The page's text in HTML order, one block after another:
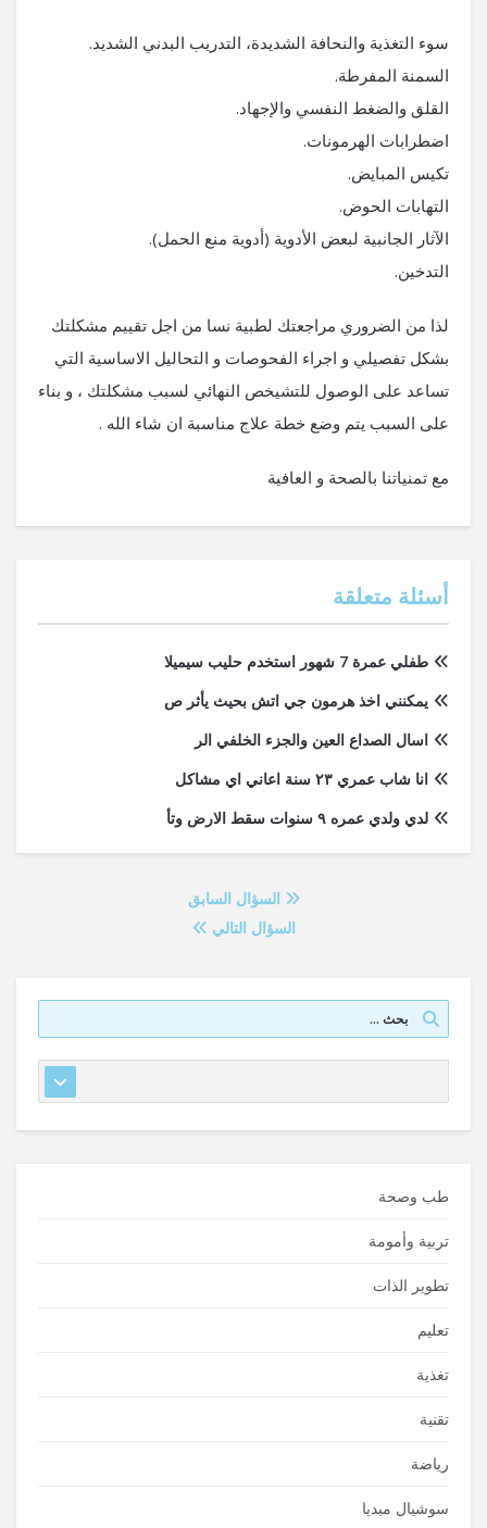
سوء التغذية والنحافة الشديدة، التدريب البدني الشديد.
السمنة المفرطة.
القلق والضغط النفسي والإجهاد.
اضطرابات الهرمونات.
تكيس المبايض.
التهابات الحوض.
الآثار الجانبية لبعض الأدوية (أدوية منع الحمل).
التدخين.
لذا من الضروري مراجعتك لطبية نسا من اجل تقييم مشكلتك
بشكل تفصيلي و اجراء الفحوصات و التحاليل الاساسية التي
تساعد على الوصول للتشيخص النهائي لسبب مشكلتك ، و بناء
على السبب يتم وضع خطة علاج مناسبة ان شاء الله .
مع تمنياتنا بالصحة و العافية
أسئلة متعلقة
طفلي عمرة 7 شهور استخدم حليب سيميلا
يمكنني اخذ هرمون جي اتش بحيث يأثر ص
اسال الصداع العين والجزء الخلفي الر
انا شاب عمري ٢٣ سنة اعاني اي مشاكل
لدي ولدي عمره ٩ سنوات سقط الارض وتأ
السؤال السابق
السؤال التالي
طب وصحة
تربية وأمومة
تطوير الذات
تعليم
تغذية
تقنية
رياضة
سوشيال ميديا